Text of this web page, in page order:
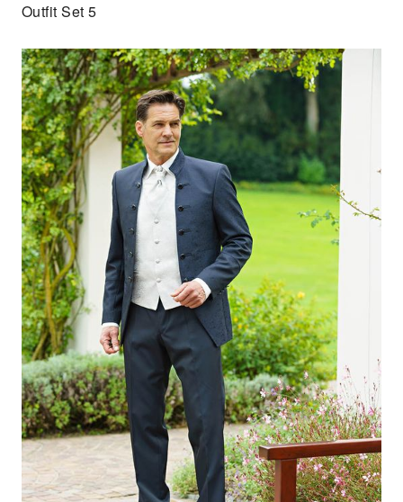
Outfit Set 5